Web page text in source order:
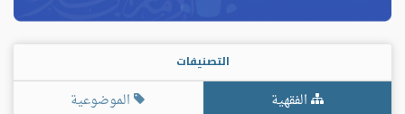
التصنيفات
الفقهية
الموضوعية